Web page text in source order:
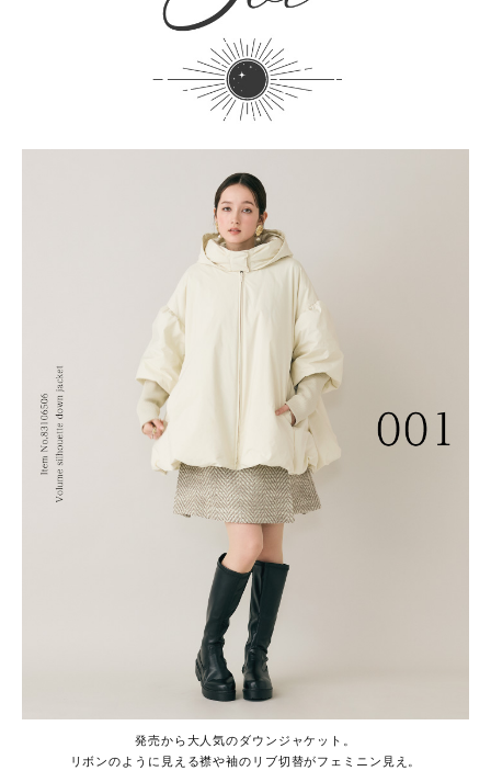
発売から大人気のダウンジャケット。
リボンのように見える襟や袖のリブ切替がフェミニン見え。